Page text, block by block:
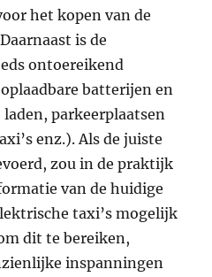
het kopen van de
is de
ontoereikend
batterijen en
parkeerplaatsen
enz.). Als de juiste
zou in de praktijk
van de huidige
taxi’s mogelijk
dit te bereiken,
inspanningen